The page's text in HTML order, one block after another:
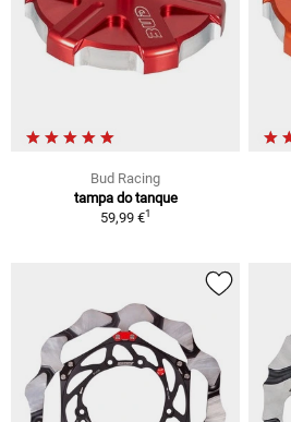
Bud Racing
tampa do tanque
59,99 €1